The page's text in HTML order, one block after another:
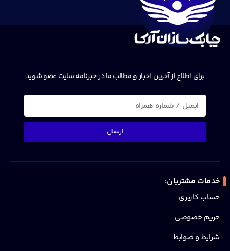
برای اطلاع از آخرین اخبار و مطالب ما در خبرنامه سایت عضو شوید
ارسال
خدمات مشتریان:
حساب کاربری
حریم خصوصی
شرایط و ضوابط